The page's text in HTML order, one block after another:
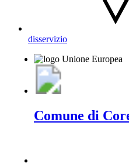
disservizio
Comune di